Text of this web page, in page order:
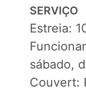
SERVIÇO
Estreia:
sábado,
Couvert: